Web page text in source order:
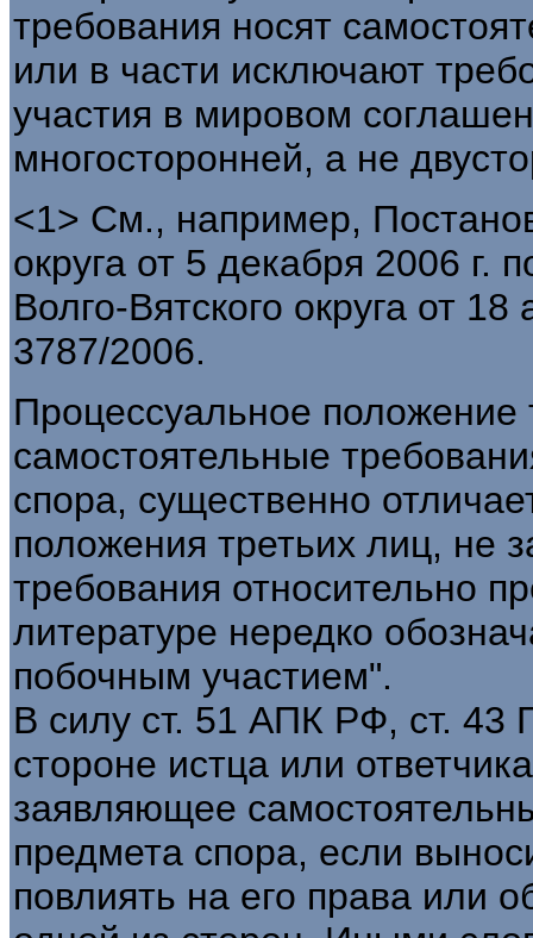
требования носят
или в части исключают
участия в мировом
многосторонней, а не
<1> См., например,
округа от 5 декабря 2006
Волго-Вятского округа от
3787/2006.
Процессуальное
самостоятельные
спора, существенно
положения третьих лиц, не
требования относительно
литературе нередко
побочным участием".
В силу ст. 51 АПК РФ, ст. 43
стороне истца или
заявляющее
предмета спора, если
повлиять на его права или